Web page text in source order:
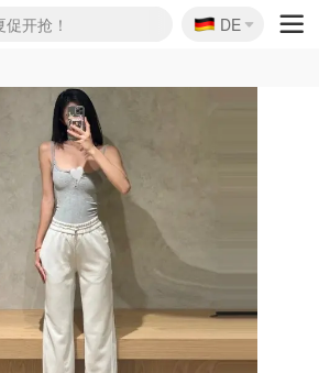
开抢！
疯狂上新
大促
折 随时失效
独家85折额外叠85折
闪促！每日更新
囤！5折起+叠9折
仅€192
🇩🇪
DE